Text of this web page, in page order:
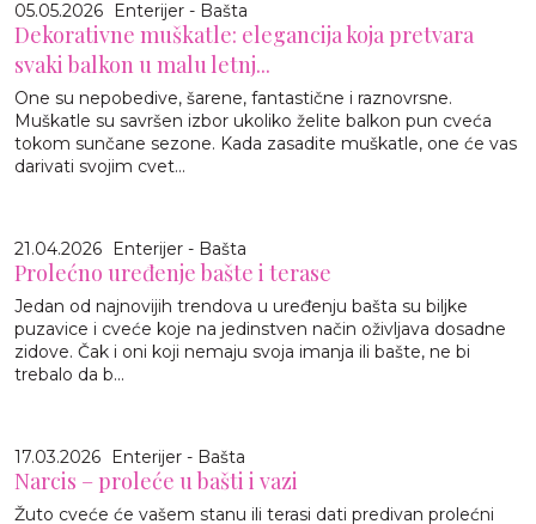
05.05.2026 Enterijer - Bašta
Dekorativne muškatle: elegancija koja pretvara
svaki balkon u malu letnj...
One su nepobedive, šarene, fantastične i raznovrsne.
Muškatle su savršen izbor ukoliko želite balkon pun cveća
tokom sunčane sezone. Kada zasadite muškatle, one će vas
darivati svojim cvet...
21.04.2026 Enterijer - Bašta
Prolećno uređenje bašte i terase
Jedan od najnovijih trendova u uređenju bašta su biljke
puzavice i cveće koje na jedinstven način oživljava dosadne
zidove. Čak i oni koji nemaju svoja imanja ili bašte, ne bi
trebalo da b...
17.03.2026 Enterijer - Bašta
Narcis – proleće u bašti i vazi
Žuto cveće će vašem stanu ili terasi dati predivan prolećni